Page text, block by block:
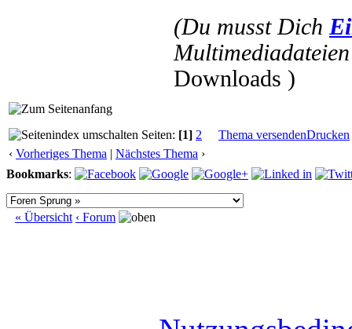
(Du musst Dich
Downloads )
Seiten: [1] 2 Thema versendenDrucken
‹ Vorheriges Thema | Nächstes Thema ›
Bookmarks:
« Übersicht ‹ Forum